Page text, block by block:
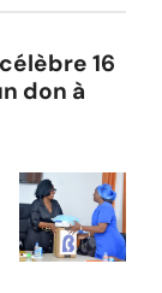
16
don à